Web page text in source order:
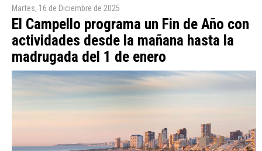
Martes, 16 de Diciembre de 2025
El Campello programa un Fin de Año con
actividades desde la mañana hasta la
madrugada del 1 de enero